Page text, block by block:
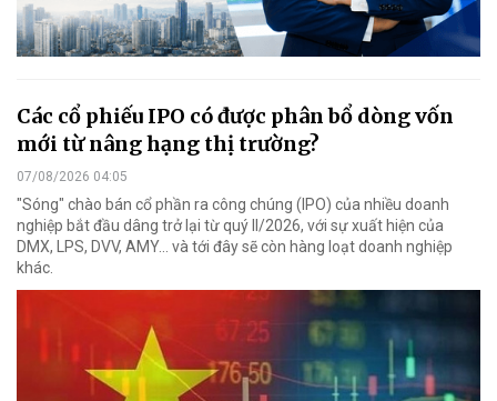
Các cổ phiếu IPO có được phân bổ dòng vốn
mới từ nâng hạng thị trường?
07/08/2026 04:05
"Sóng" chào bán cổ phần ra công chúng (IPO) của nhiều doanh
nghiệp bắt đầu dâng trở lại từ quý II/2026, với sự xuất hiện của
DMX, LPS, DVV, AMY... và tới đây sẽ còn hàng loạt doanh nghiệp
khác.